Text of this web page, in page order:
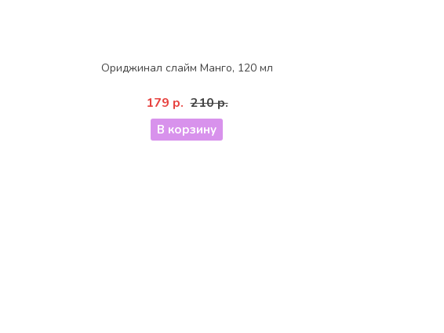
Ориджинал слайм Манго, 120 мл
179 р. 210 р.
В корзину